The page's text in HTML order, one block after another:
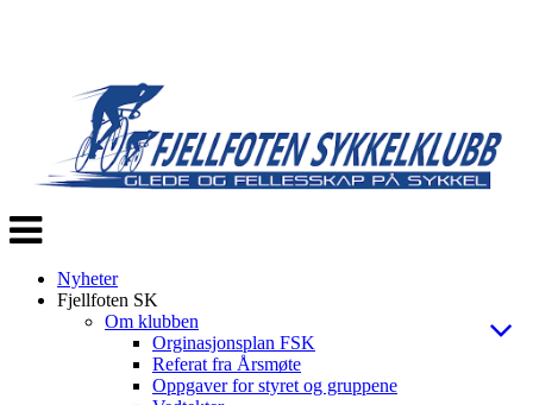
Veksle
navigasjon
Nyheter
Fjellfoten SK
Om klubben
Orginasjonsplan FSK
Referat fra Årsmøte
Oppgaver for styret og gruppene